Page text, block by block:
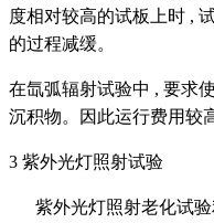
度相对较高的试板上时 ,
的过程减缓。
在氙弧辐射试验中 , 要求
沉积物。因此运行费用较
3 紫外光灯照射试验
紫外光灯照射老化试验